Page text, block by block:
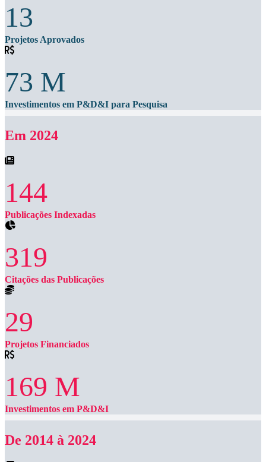
13
Projetos Aprovados
73 M
Investimentos em P&D&I para Pesquisa
Em 2024
144
Publicações Indexadas
319
Citações das Publicações
29
Projetos Financiados
169 M
Investimentos em P&D&I
De 2014 à 2024